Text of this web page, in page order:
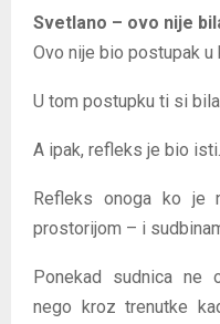
Svetlano – ovo nije
Ovo nije bio postupak u
U tom postupku ti si bila
A ipak, refleks je bio isti.
Refleks onoga ko je
prostorijom – i
Ponekad sudnica ne
nego kroz trenutke